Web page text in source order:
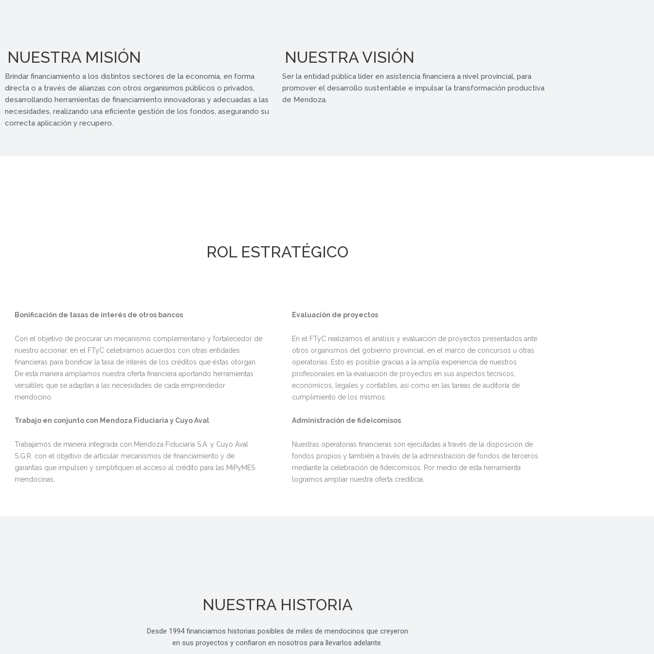
NUESTRA MISIÓN
Brindar financiamiento a los distintos sectores de la economía, en forma
directa o a través de alianzas con otros organismos públicos o privados,
desarrollando herramientas de financiamiento innovadoras y adecuadas a las
necesidades, realizando una eficiente gestión de los fondos, asegurando su
correcta aplicación y recupero.
NUESTRA VISIÓN
Ser la entidad pública líder en asistencia financiera a nivel provincial, para
promover el desarrollo sustentable e impulsar la transformación productiva
de Mendoza.
ROL ESTRATÉGICO
Bonificación de tasas de interés de otros bancos
Con el objetivo de procurar un mecanismo complementario y fortalecedor de
nuestro accionar, en el FTyC celebramos acuerdos con otras entidades
financieras para bonificar la tasa de interés de los créditos que éstas otorgan.
De esta manera ampliamos nuestra oferta financiera aportando herramientas
versátiles que se adaptan a las necesidades de cada emprendedor
mendocino.
Trabajo en conjunto con Mendoza Fiduciaria y Cuyo Aval
Trabajamos de manera integrada con Mendoza Fiduciaria S.A. y Cuyo Aval
S.G.R. con el objetivo de articular mecanismos de financiamiento y de
garantías que impulsen y simplifiquen el acceso al crédito para las MiPyMES
mendocinas.
Evaluación de proyectos
En el FTyC realizamos el análisis y evaluación de proyectos presentados ante
otros organismos del gobierno provincial, en el marco de concursos u otras
operatorias. Esto es posible gracias a la amplia experiencia de nuestros
profesionales en la evaluación de proyectos en sus aspectos técnicos,
económicos, legales y contables, así como en las tareas de auditoría de
cumplimiento de los mismos.
Administración de fideicomisos
Nuestras operatorias financieras son ejecutadas a través de la disposición de
fondos propios y también a través de la administración de fondos de terceros
mediante la celebración de fideicomisos. Por medio de esta herramienta
logramos ampliar nuestra oferta crediticia.
NUESTRA HISTORIA
Desde 1994 financiamos historias posibles de miles de mendocinos que creyeron
en sus proyectos y confiaron en nosotros para llevarlos adelante.